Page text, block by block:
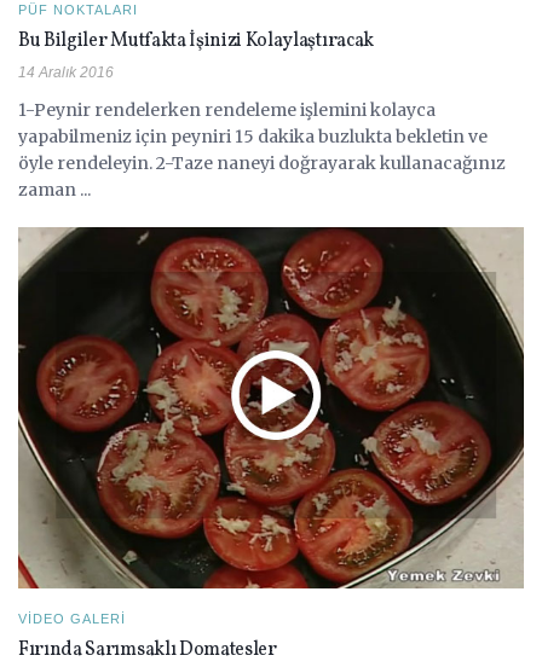
PÜF NOKTALARI
Bu Bilgiler Mutfakta İşinizi Kolaylaştıracak
14 Aralık 2016
1-Peynir rendelerken rendeleme işlemini kolayca
yapabilmeniz için peyniri 15 dakika buzlukta bekletin ve
öyle rendeleyin. 2-Taze naneyi doğrayarak kullanacağınız
zaman ...
VIDEO GALERI
Fırında Sarımsaklı Domatesler